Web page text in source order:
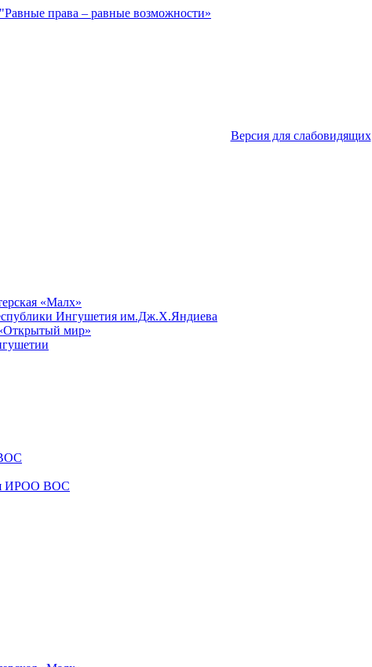
Версия для слабовидящих
«Малх»
Ингушетия им.Дж.Х.Яндиева
мир»
ИРОО ВОС